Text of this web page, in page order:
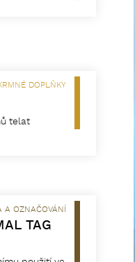
DOPLŇKY
telat
A OZNAČOVÁNÍ
TAG